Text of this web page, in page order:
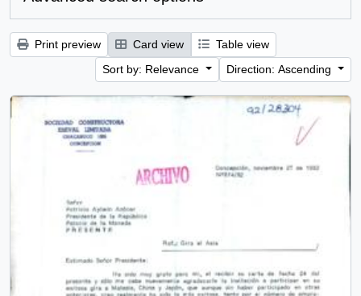
Print preview Card view
Table view
Sort by: Relevance
Direction: Ascending